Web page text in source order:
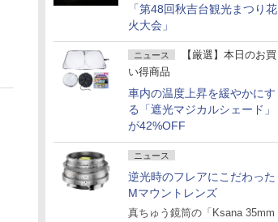
「第48回秋吉台観光まつり花
火大会」
ニュース
【厳選】本日のお買
い得商品
車内の温度上昇を緩やかにす
る「遮光マジカルシェード」
が42%OFF
ニュース
逆光時のフレアにこだわった
Mマウントレンズ
真ちゅう鏡筒の「Ksana 35mm